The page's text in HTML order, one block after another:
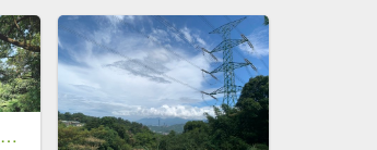
小獅山、待老坑、銀河洞縱走